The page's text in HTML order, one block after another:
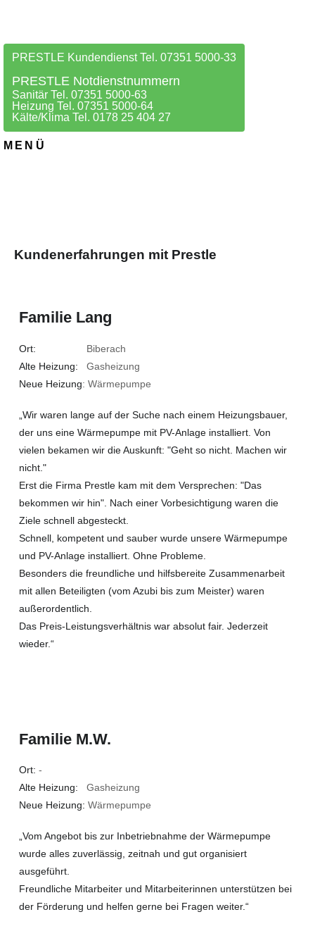
PRESTLE Kundendienst Tel. 07351 5000-33
PRESTLE Notdienstnummern
Sanitär Tel. 07351 5000-63
Heizung Tel. 07351 5000-64
Kälte/Klima Tel. 0178 25 404 27
MENÜ
Kundenerfahrungen mit Prestle
Familie Lang
Ort: Biberach
Alte Heizung: Gasheizung
Neue Heizung: Wärmepumpe
„Wir waren lange auf der Suche nach einem Heizungsbauer,
der uns eine Wärmepumpe mit PV-Anlage installiert. Von
vielen bekamen wir die Auskunft: "Geht so nicht. Machen wir
nicht."
Erst die Firma Prestle kam mit dem Versprechen: "Das
bekommen wir hin". Nach einer Vorbesichtigung waren die
Ziele schnell abgesteckt.
Schnell, kompetent und sauber wurde unsere Wärmepumpe
und PV-Anlage installiert. Ohne Probleme.
Besonders die freundliche und hilfsbereite Zusammenarbeit
mit allen Beteiligten (vom Azubi bis zum Meister) waren
außerordentlich.
Das Preis-Leistungsverhältnis war absolut fair. Jederzeit
wieder.“
Familie M.W.
Ort: -
Alte Heizung: Gasheizung
Neue Heizung: Wärmepumpe
„Vom Angebot bis zur Inbetriebnahme der Wärmepumpe
wurde alles zuverlässig, zeitnah und gut organisiert
ausgeführt.
Freundliche Mitarbeiter und Mitarbeiterinnen unterstützen bei
der Förderung und helfen gerne bei Fragen weiter.“